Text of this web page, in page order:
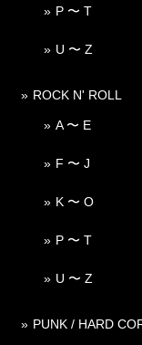
P 〜 T
U 〜 Z
ROCK N' ROLL
A 〜 E
F 〜 J
K 〜 O
P 〜 T
U 〜 Z
PUNK / HARD